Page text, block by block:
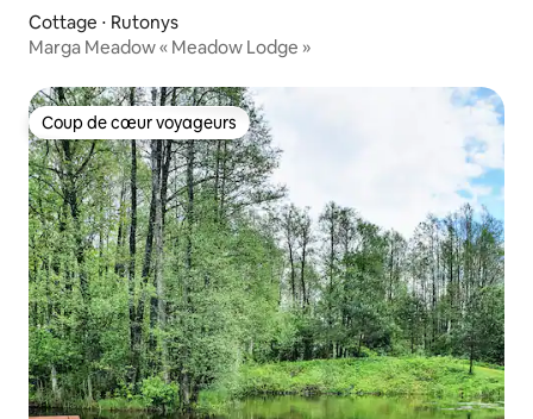
Cottage ⋅ Rutonys
Marga Meadow « Meadow Lodge »
Coup de cœur voyageurs
Coup de cœur voyageurs